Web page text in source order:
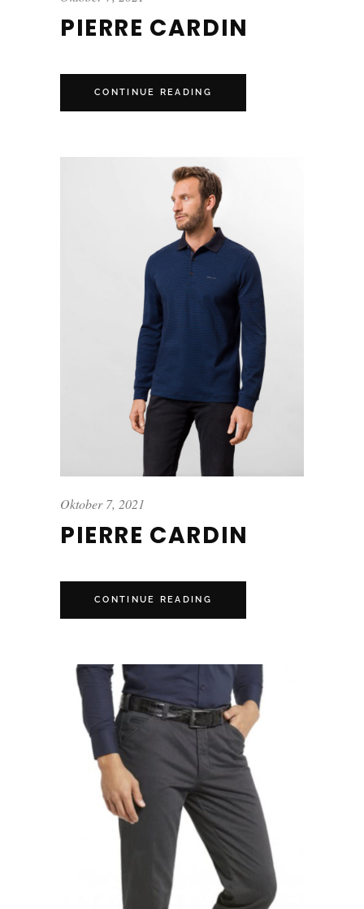
PIERRE CARDIN
CONTINUE READING
Oktober 7, 2021
PIERRE CARDIN
CONTINUE READING